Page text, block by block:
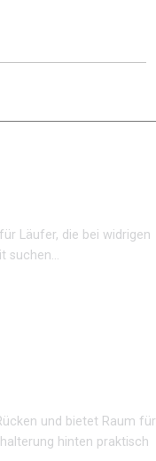
Läufer, die bei widrigen
suchen…
und bietet Raum für
hinten praktisch